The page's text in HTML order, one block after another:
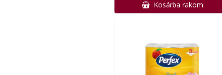
Kosárba rakom